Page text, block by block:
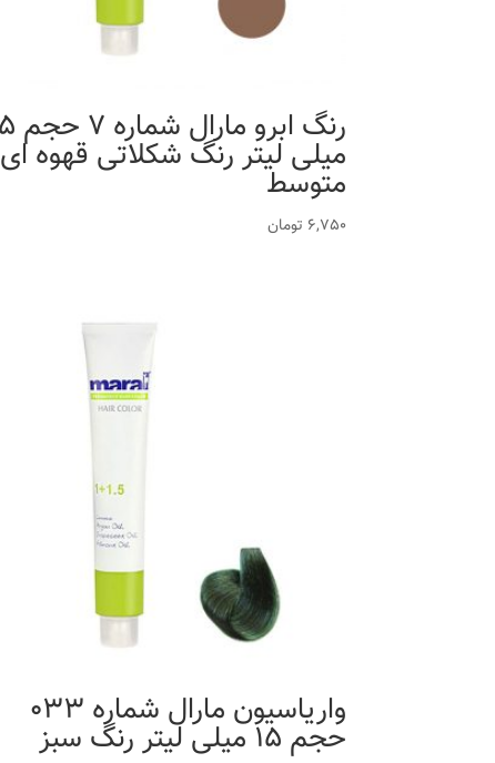
رنگ ابرو
میلی لیتر رنگ شکلاتی قهوه ای
متوسط
6,750 تومان
واریاسیون مارال شماره 033
حجم 15 میلی لیتر رنگ سبز